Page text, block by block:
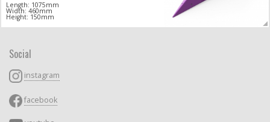
Length: 1075mm
Width: 460mm
Height: 150mm
Social
instagram
facebook